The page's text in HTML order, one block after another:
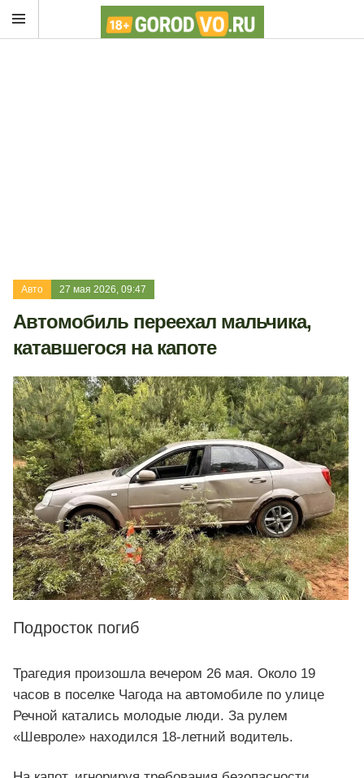
Авто 27 мая 2026, 09:47
Автомобиль переехал мальчика,
катавшегося на капоте
Подросток погиб
Трагедия произошла вечером 26 мая. Около 19
часов в поселке Чагода на автомобиле по улице
Речной катались молодые люди. За рулем
«Шевроле» находился 18-летний водитель.